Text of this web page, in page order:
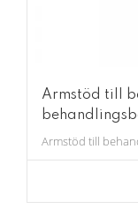
Armstöd till
Armstöd till